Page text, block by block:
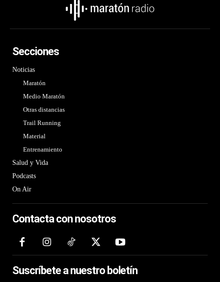
Secciones
Noticias
Maratón
Medio Maratón
Otras distancias
Trail Running
Material
Entrenamiento
Salud y Vida
Podcasts
On Air
Contacta con nosotros
Suscríbete a nuestro boletín